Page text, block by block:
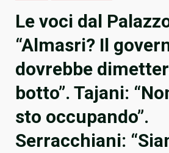
Le voci dal
“Almasri? Il
dovrebbe
botto”. Tajani:
sto occupando”.
Serracchiani: